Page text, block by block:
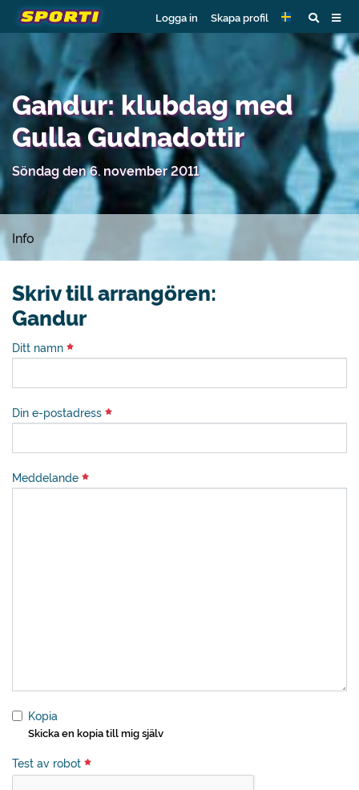
Logga in Skapa profil
Gandur: klubdag med
Gulla Gudnadottir
Söndag den 6. november 2011
Info
Skriv till arrangören:
Gandur
Ditt namn
Din e-postadress
Meddelande
Kopia
Skicka en kopia till mig själv
Test av robot